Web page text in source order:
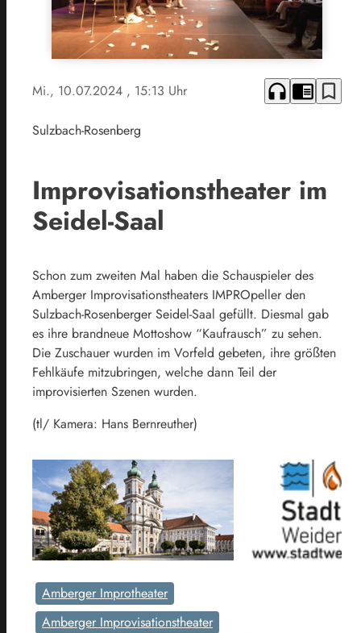
Mi., 10.07.2024 , 15:13 Uhr headphones chrome_reader_mode bookmark_border
Sulzbach-Rosenberg
Improvisationstheater im
Seidel-Saal
Schon zum zweiten Mal haben die Schauspieler des
Amberger Improvisationstheaters IMPROpeller den
Sulzbach-Rosenberger Seidel-Saal gefüllt. Diesmal gab
es ihre brandneue Mottoshow “Kaufrausch” zu sehen.
Die Zuschauer wurden im Vorfeld gebeten, ihre größten
Fehlkäufe mitzubringen, welche dann Teil der
improvisierten Szenen wurden.
(tl/ Kamera: Hans Bernreuther)
Amberger Improtheater
Amberger Improvisationstheater